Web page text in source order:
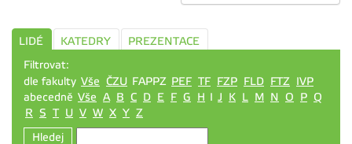
LIDÉ KATEDRY
PREZENTACE
Filtrovat:
dle fakulty Vše ČZU FAPPZ PEF TF FZP FLD FTZ IVP
abecedně Vše A B C D E F G H I J K L M N O P Q
R S T U V W X Y Z
Hledej